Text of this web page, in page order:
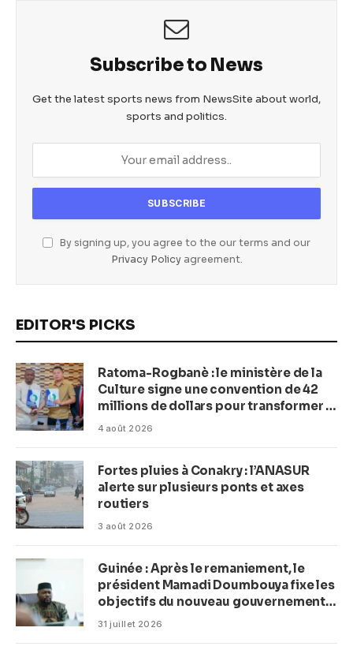
er
Subscribe to News
Get the latest sports news from NewsSite about world,
sports and politics.
By signing up, you agree to the our terms and our
Privacy Policyagreement.
EDITOR'S PICKS
Ratoma-Rogbanè : le ministère de la
Culture signe une convention de 42
millions de dollars pour transformer la
plage en complexe balnéaire
4 août 2026
Fortes pluies à Conakry : l’ANASUR
alerte sur plusieurs ponts et axes
routiers
3 août 2026
Guinée : Après le remaniement, le
président Mamadi Doumbouya fixe les
objectifs du nouveau gouvernement
(CM)
31 juillet 2026